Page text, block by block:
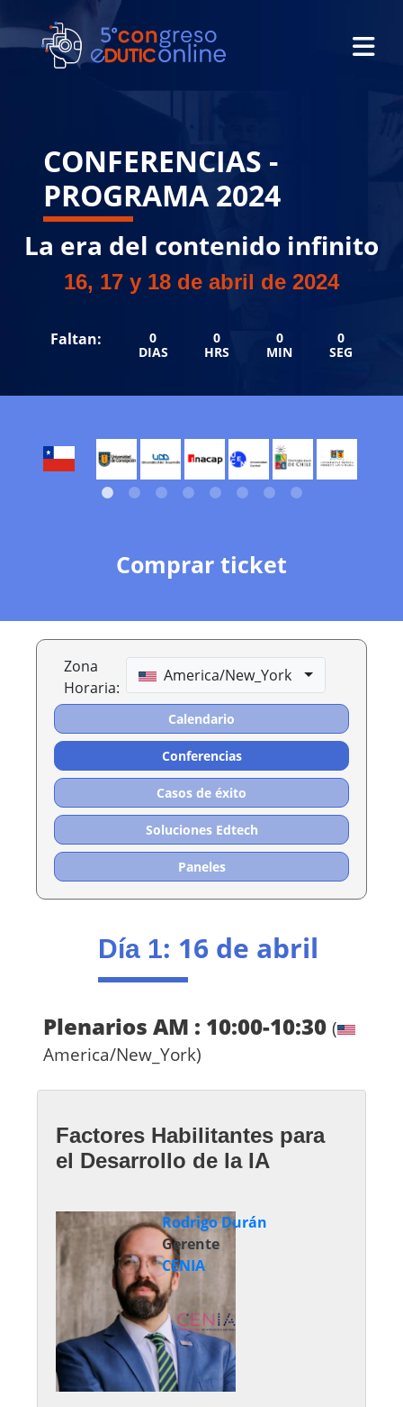
CONFERENCIAS -
PROGRAMA 2024
La era del contenido infinito
16, 17 y 18 de abril de 2024
Faltan:
0
DIAS
0
HRS
0
MIN
0
SEG
Comprar ticket
Zona
Horaria:
America/New_York
Calendario
Conferencias
Casos de éxito
Soluciones Edtech
Paneles
Día 1: 16 de abril
Plenarios AM : 10:00-10:30 (
America/New_York)
Factores Habilitantes para
el Desarrollo de la IA
Rodrigo Durán
Gerente
CENIA